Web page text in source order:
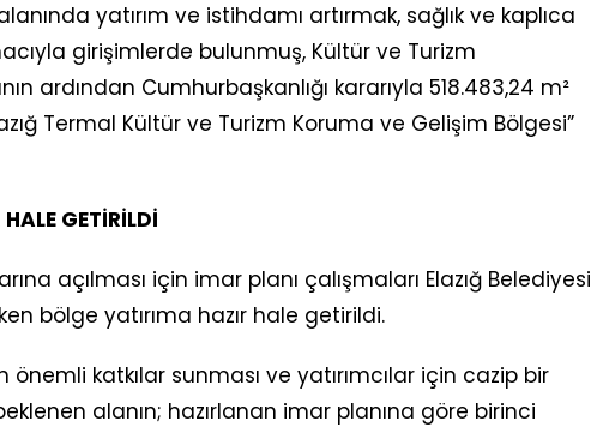
yatırım ve istihdamı artırmak, sağlık ve kaplıca
girişimlerde bulunmuş, Kültür ve Turizm
ardından Cumhurbaşkanlığı kararıyla 518.483,24 m²
Termal Kültür ve Turizm Koruma ve Gelişim Bölgesi”
GETİRİLDİ
açılması için imar planı çalışmaları Elazığ Belediyesi
bölge yatırıma hazır hale getirildi.
önemli katkılar sunması ve yatırımcılar için cazip bir
alanın; hazırlanan imar planına göre birinci